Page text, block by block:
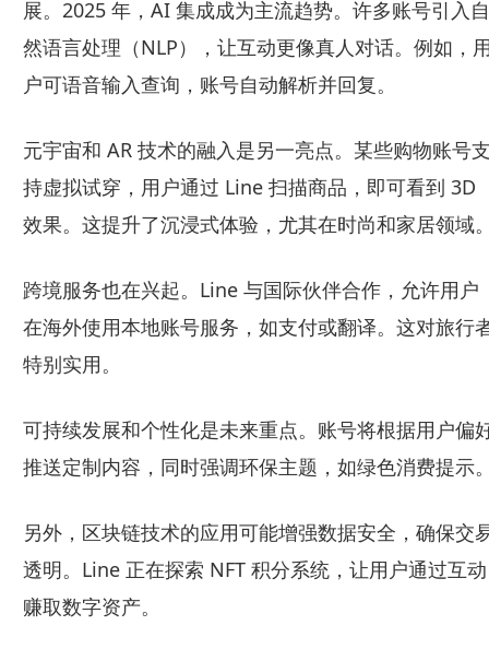
展。2025 年，AI 集成成为主流趋势。许多账号引入自
然语言处理（NLP），让互动更像真人对话。例如，
户可语音输入查询，账号自动解析并回复。
元宇宙和 AR 技术的融入是另一亮点。某些购物账号
持虚拟试穿，用户通过 Line 扫描商品，即可看到 3D
效果。这提升了沉浸式体验，尤其在时尚和家居领域
跨境服务也在兴起。Line 与国际伙伴合作，允许用户
在海外使用本地账号服务，如支付或翻译。这对旅行
特别实用。
可持续发展和个性化是未来重点。账号将根据用户偏
推送定制内容，同时强调环保主题，如绿色消费提示
另外，区块链技术的应用可能增强数据安全，确保交
透明。Line 正在探索 NFT 积分系统，让用户通过互动
赚取数字资产。